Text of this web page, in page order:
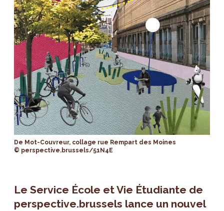
De Mot-Couvreur, collage rue Rempart des Moines
© perspective.brussels/51N4E
Le Service École et Vie Étudiante de
perspective.brussels lance un nouvel